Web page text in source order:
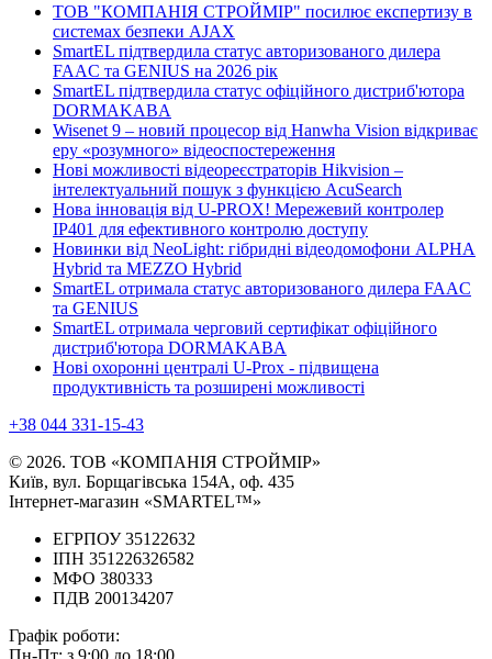
ТОВ "КОМПАНІЯ СТРОЙМІР" посилює експертизу в
системах безпеки AJAX
SmartEL підтвердила статус авторизованого дилера
FAAC та GENIUS на 2026 рік
SmartEL підтвердила статус офіційного дистриб'ютора
DORMAKABA
Wisenet 9 – новий процесор від Hanwha Vision відкриває
еру «розумного» відеоспостереження
Нові можливості відеореєстраторів Hikvision –
інтелектуальний пошук з функцією AcuSearch
Нова інновація від U-PROX! Мережевий контролер
IP401 для ефективного контролю доступу
Новинки від NeoLight: гібридні відеодомофони ALPHA
Hybrid та MEZZO Hybrid
SmartEL отримала статус авторизованого дилера FAAC
та GENIUS
SmartEL отримала черговий сертифікат офіційного
дистриб'ютора DORMAKABA
Нові охоронні централі U-Prox - підвищена
продуктивність та розширені можливості
+38 044 331-15-43
© 2026. ТОВ «КОМПАНІЯ СТРОЙМІР»
Київ, вул. Борщагівська 154А, оф. 435
Інтернет-магазин «SMARTEL™»
ЕГРПОУ 35122632
ІПН 351226326582
МФО 380333
ПДВ 200134207
Графік роботи:
Пн-Пт: з 9:00 до 18:00